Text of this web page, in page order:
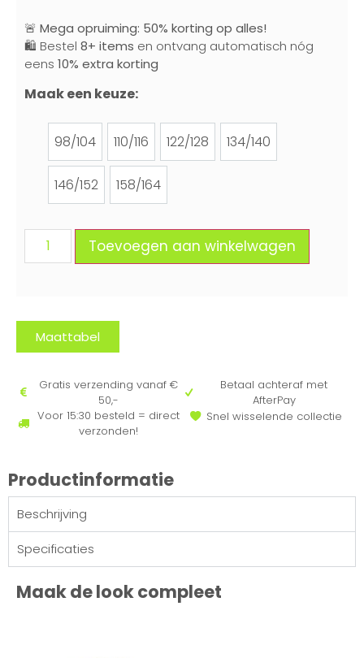
🚨 Mega opruiming: 50% korting op alles!
🛍️ Bestel 8+ items en ontvang automatisch nóg
eens 10% extra korting
Maak een keuze:
98/104
98/104
110/116
110/116
122/128
122/128
134/140
134/140
146/152
146/152
158/164
158/164
Toevoegen aan winkelwagen
Maattabel
Gratis verzending vanaf €
50,-
Voor 15:30 besteld = direct
verzonden!
Betaal achteraf met
AfterPay
Snel wisselende collectie
Productinformatie
Beschrijving
Specificaties
Maak de look compleet